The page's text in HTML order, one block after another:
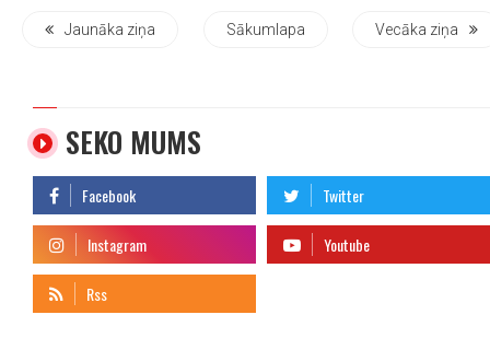
Jaunāka ziņa Sākumlapa Vecāka ziņa
SEKO MUMS